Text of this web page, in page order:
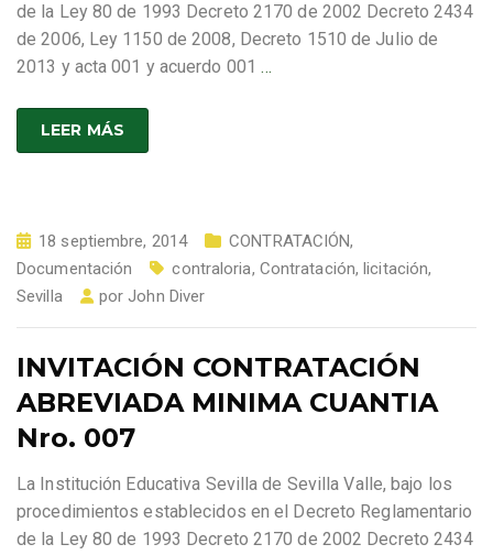
de la Ley 80 de 1993 Decreto 2170 de 2002 Decreto 2434
de 2006, Ley 1150 de 2008, Decreto 1510 de Julio de
2013 y acta 001 y acuerdo 001…
LEER MÁS
18 septiembre, 2014 CONTRATACIÓN,
Documentación
contraloria, Contratación, licitación,
Sevilla
porJohn Diver
INVITACIÓN CONTRATACIÓN
ABREVIADA MINIMA CUANTIA
Nro. 007
La Institución Educativa Sevilla de Sevilla Valle, bajo los
procedimientos establecidos en el Decreto Reglamentario
de la Ley 80 de 1993 Decreto 2170 de 2002 Decreto 2434